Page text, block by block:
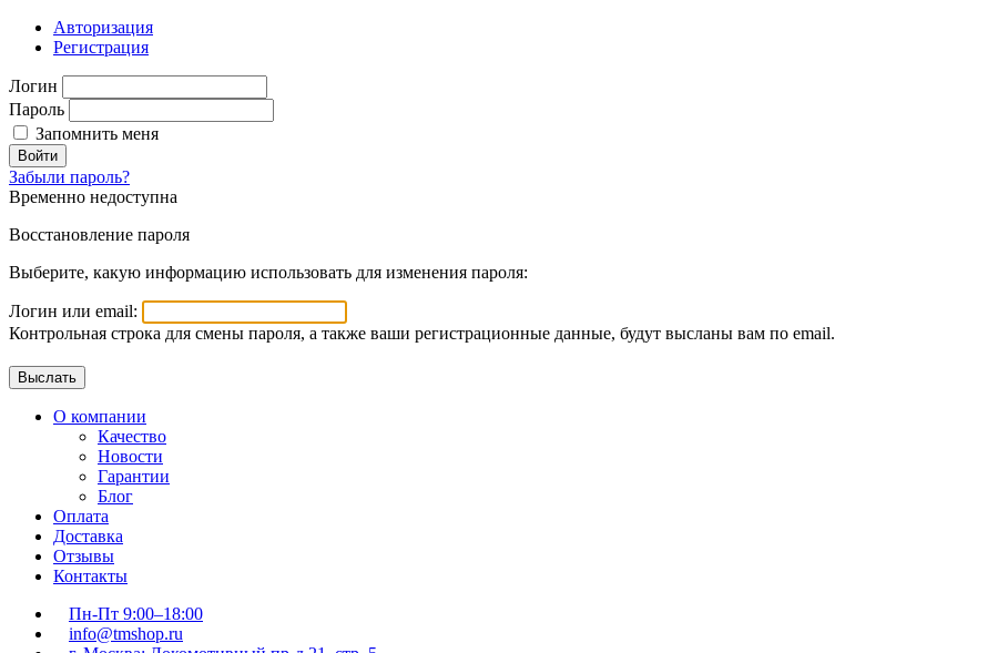
Авторизация
Регистрация
Логин
Пароль
Запомнить меня
Войти
Забыли пароль?
Временно недоступна
Восстановление пароля
Выберите, какую информацию использовать для изменения пароля:
Логин или email:
Контрольная строка для смены пароля, а также ваши регистрационные данные, будут высланы вам по email.
О компании
Качество
Новости
Гарантии
Блог
Оплата
Доставка
Отзывы
Контакты
Пн-Пт 9:00–18:00
info@tmshop.ru